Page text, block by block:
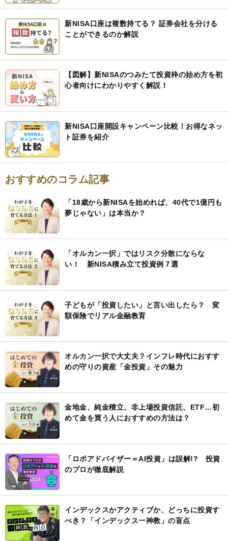
新NISA口座は複数持てる？ 証券会社を分ける
ことができるのか解説
【図解】新NISAのつみたて投資枠の始め方を初
心者向けにわかりやすく解説！
新NISA口座開設キャンペーン比較！お得なネッ
ト証券を紹介
おすすめのコラム記事
「18歳から新NISAを始めれば、40代で1億円も
夢じゃない」は本当か？
「オルカン一択」ではリスク分散にならな
い！ 新NISA積み立て投資例７選
子どもが「投資したい」と言い出したら？ 変
額保険でリアル金融教育
オルカン一択で大丈夫？インフレ時代におすす
めの守りの資産「金投資」その魅力
金地金、純金積立、非上場投資信託、ETF…初
めて金を買う人におすすめの方法は？
「ロボアドバイザー＝AI投資」は誤解!? 投資
のプロが徹底解説
インデックスかアクティブか、どっちに投資す
べき？「インデックス一神教」の盲点